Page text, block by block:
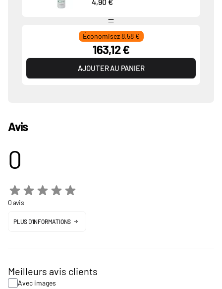
Économisez 8,58 €
163,12 €
AJOUTER AU PANIER
Avis
0
0 avis
PLUS D'INFORMATIONS
Meilleurs avis clients
Avec images